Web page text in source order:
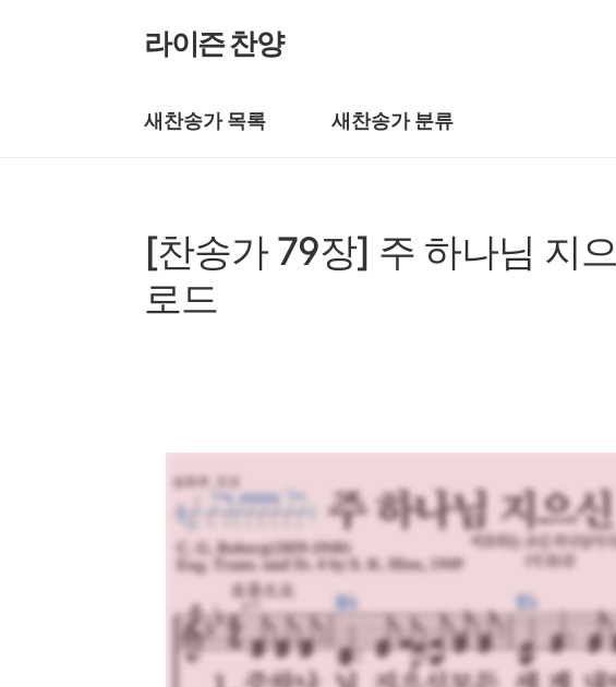
라이즌 찬양
새찬송가 목록 새찬송가 분류
[찬송가 79장] 주 하나님 지
로드